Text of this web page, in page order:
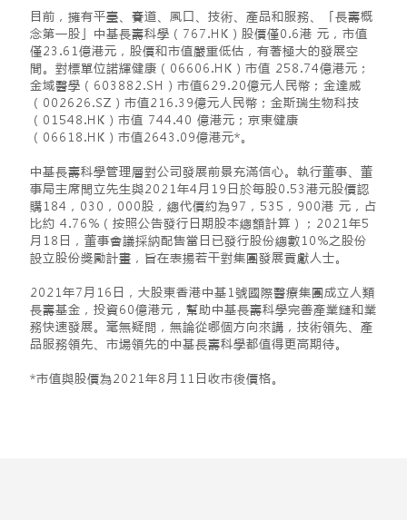
目前，擁有平臺、賽道、風口、技術、產品和服務、「長壽概
念第一股」中基長壽科學（767.HK）股價僅0.6港 元，市值
僅23.61億港元，股價和市值嚴重低估，有著極大的發展空
間。對標單位諾輝健康（06606.HK）市值 258.74億港元；
金域醫學（603882.SH）市值629.20億元人民幣；金達威
（002626.SZ）市值216.39億元人民幣；金斯瑞生物科技
（01548.HK）市值 744.40 億港元；京東健康
（06618.HK）市值2643.09億港元*。
中基長壽科學管理層對公司發展前景充滿信心。執行董事、董
事局主席閆立先生與2021年4月19日於每股0.53港元股價認
購184，030，000股，總代價約為97，535，900港 元，占
比約 4.76%（按照公告發行日期股本總額計算）；2021年5
月18日，董事會議採納配售當日已發行股份總數10%之股份
設立股份獎勵計畫，旨在表揚若干對集團發展貢獻人士。
2021年7月16日，大股東香港中基1號國際醫療集團成立人類
長壽基金，投資60億港元，幫助中基長壽科學完善產業鏈和業
務快速發展。毫無疑問，無論從哪個方向來講，技術領先、產
品服務領先、市場領先的中基長壽科學都值得更高期待。
*市值與股價為2021年8月11日收市後價格。